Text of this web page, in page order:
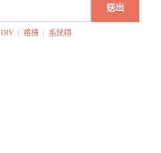
送出
DIY | 格柵 | 系統櫃